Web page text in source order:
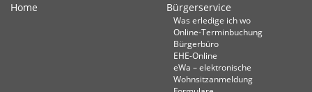
Home Bürgerservice
Was erledige ich wo
Online-Terminbuchung
Bürgerbüro
EHE-Online
eWa – elektronische
Wohnsitzanmeldung